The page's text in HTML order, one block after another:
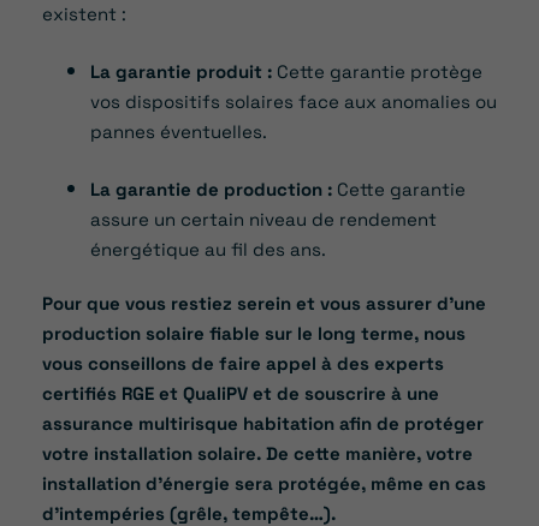
existent :
La garantie produit : Cette garantie protège
vos dispositifs solaires face aux anomalies ou
pannes éventuelles.
La garantie de production : Cette garantie
assure un certain niveau de rendement
énergétique au fil des ans.
Pour que vous restiez serein et vous assurer d’une
production solaire fiable sur le long terme, nous
vous conseillons de faire appel à des experts
certifiés RGE et QualiPV et de souscrire à une
assurance multirisque habitation afin de protéger
votre installation solaire. De cette manière, votre
installation d’énergie sera protégée, même en cas
d’intempéries (grêle, tempête…).